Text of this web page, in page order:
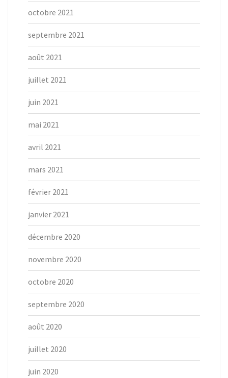
octobre 2021
septembre 2021
août 2021
juillet 2021
juin 2021
mai 2021
avril 2021
mars 2021
février 2021
janvier 2021
décembre 2020
novembre 2020
octobre 2020
septembre 2020
août 2020
juillet 2020
juin 2020